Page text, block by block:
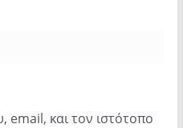
και τον ιστότοπο